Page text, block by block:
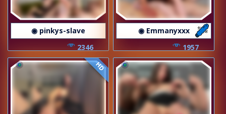
◉ pinkys-slave
2346
◉ Emmanyxxx
1957
HD